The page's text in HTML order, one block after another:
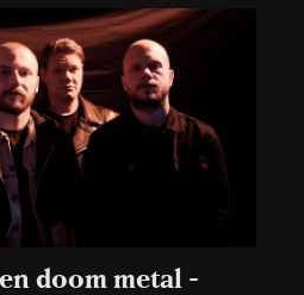
doom metal -